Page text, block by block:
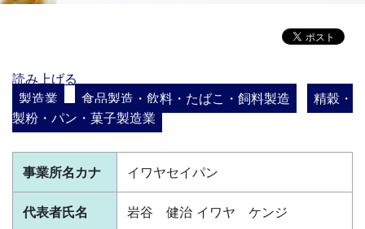
読み上げる
製造業
食品製造・飲料・たばこ・飼料製造
精穀・
製粉・パン・菓子製造業
事業所名カナ イワヤセイパン
代表者氏名 岩谷 健治 イワヤ ケンジ